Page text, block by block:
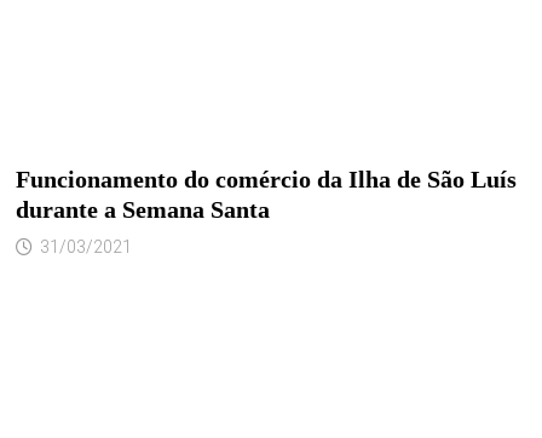
Funcionamento do comércio da Ilha de São Luís
durante a Semana Santa
31/03/2021